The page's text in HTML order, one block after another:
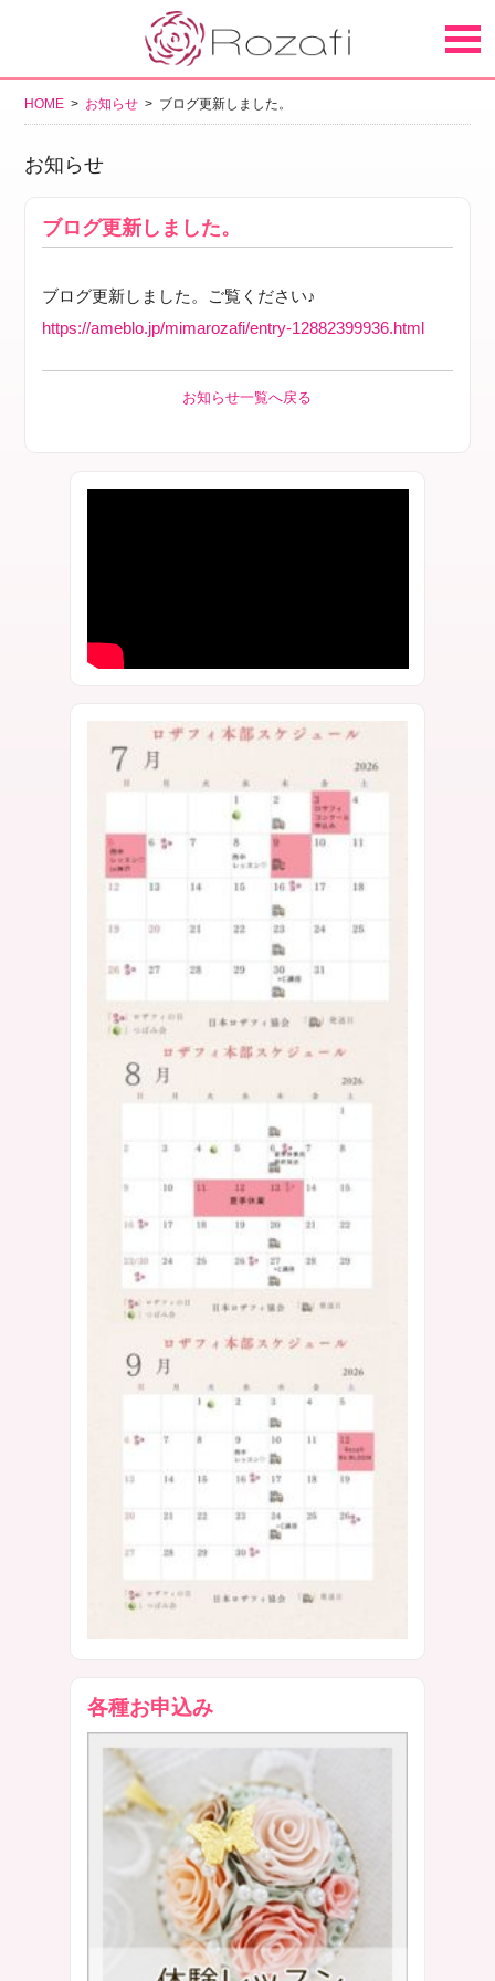
HOME > お知らせ > ブログ更新しました。
お知らせ
ブログ更新しました。
ブログ更新しました。ご覧ください♪
https://ameblo.jp/mimarozafi/entry-12882399936.html
お知らせ一覧へ戻る
各種お申込み